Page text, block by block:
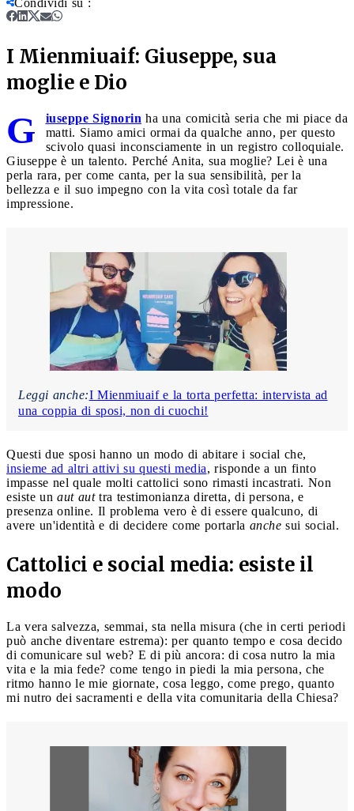
I Mienmiuaif: Giuseppe, sua
moglie e Dio
G iuseppe Signorin ha una comicità seria che mi piace da
matti. Siamo amici ormai da qualche anno, per questo
scivolo quasi inconsciamente in un registro colloquiale.
Giuseppe è un talento. Perché Anita, sua moglie? Lei è una
perla rara, per come canta, per la sua sensibilità, per la
bellezza e il suo impegno con la vita così totale da far
impressione.
Leggi anche:I Mienmiuaif e la torta perfetta: intervista ad
una coppia di sposi, non di cuochi!
Questi due sposi hanno un modo di abitare i social che,
insieme ad altri attivi su questi media, risponde a un finto
impasse nel quale molti cattolici sono rimasti incastrati. Non
esiste un aut aut tra testimonianza diretta, di persona, e
presenza online. Il problema vero è di essere qualcuno, di
avere un'identità e di decidere come portarla anche sui social.
Cattolici e social media: esiste il
modo
La vera salvezza, semmai, sta nella misura (che in certi periodi
può anche diventare estrema): per quanto tempo e cosa decido
di comunicare sul web? E di più ancora: di cosa nutro la mia
vita e la mia fede? come tengo in piedi la mia persona, che
ritmo hanno le mie giornate, cosa leggo, come prego, quanto
mi nutro dei sacramenti e della vita comunitaria della Chiesa?